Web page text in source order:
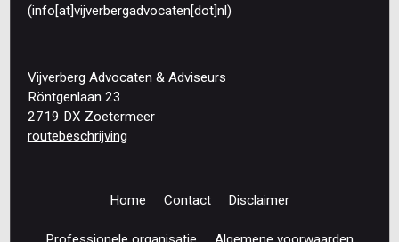
(info[at]vijverbergadvocaten[dot]nl)
Vijverberg Advocaten & Adviseurs
Röntgenlaan 23
2719 DX Zoetermeer
routebeschrijving
Home Contact Disclaimer